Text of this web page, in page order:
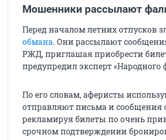
Мошенники рассылают
Перед началом летних отпусков
обмана. Они рассылают
РЖД, приглашая приобрести
предупредил эксперт
По его словам, аферисты
отправляют письма и
рекламируя билеты по очень
срочном подтверждении